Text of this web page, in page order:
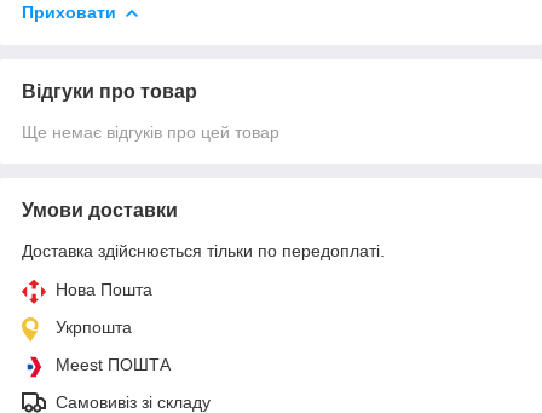
Приховати
Відгуки про товар
Ще немає відгуків про цей товар
Умови доставки
Доставка здійснюється тільки по передоплаті.
Нова Пошта
Укрпошта
Meest ПОШТА
Самовивіз зі складу